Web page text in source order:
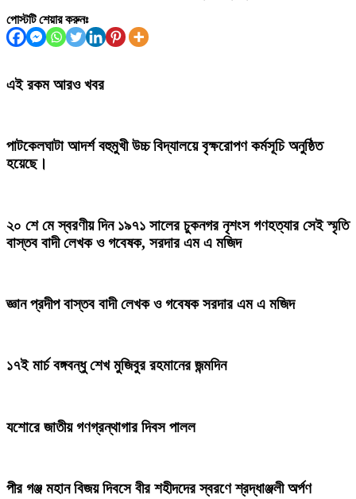
পোস্টটি শেয়ার করুনঃ
এই রকম আরও খবর
পাটকেলঘাটা আদর্শ বহুমুখী উচ্চ বিদ্যালয়ে বৃক্ষরোপণ কর্মসূচি অনুষ্ঠিত
হয়েছে।
২০ শে মে স্বরণীয় দিন ১৯৭১ সালের চুকনগর নৃশংস গণহত্যার সেই স্মৃতি
বাস্তব বাদী লেখক ও গবেষক, সরদার এম এ মজিদ
জ্ঞান প্রদীপ ​বাস্তব বাদী লেখক ও গবেষক সরদার এম এ মজিদ
১৭ই মার্চ বঙ্গবন্ধু শেখ মুজিবুর রহমানের জন্মদিন
যশোরে জাতীয় গণগ্রন্থাগার দিবস পালল
পীর গঞ্জ মহান বিজয় দিবসে বীর শহীদদের স্বরণে শ্রদ্ধাঞ্জলী অর্পণ